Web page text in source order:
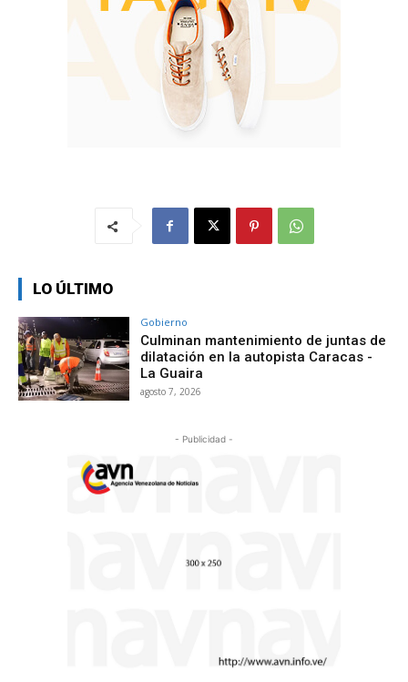
LO ÚLTIMO
Gobierno
Culminan mantenimiento de juntas de
dilatación en la autopista Caracas -
La Guaira
agosto 7, 2026
- Publicidad -